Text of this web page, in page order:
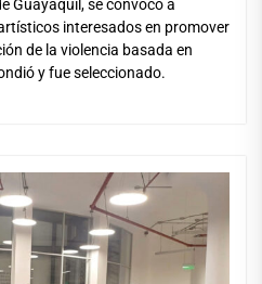
Guayaquil, se convocó a
interesados en promover
de la violencia basada en
y fue seleccionado.